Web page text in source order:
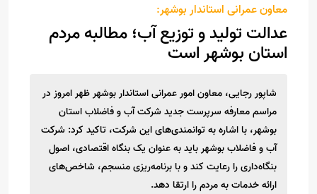
معاون عمرانی استاندار بوشهر:
عدالت تولید و توزیع آب؛ مطالبه مردم
استان بوشهر است
شاپور رجایی، معاون امور عمرانی استاندار بوشهر ظهر امروز در
مراسم معارفه سرپرست جدید شرکت آب و فاضلاب استان
بوشهر، با اشاره به توانمندی‌های این شرکت، تاکید کرد: شرکت
آب و فاضلاب بوشهر باید به عنوان یک بنگاه اقتصادی، اصول
بنگاه‌داری را رعایت کند و با برنامه‌ریزی منسجم، شاخص‌های
ارائه خدمات به مردم را ارتقا دهد.